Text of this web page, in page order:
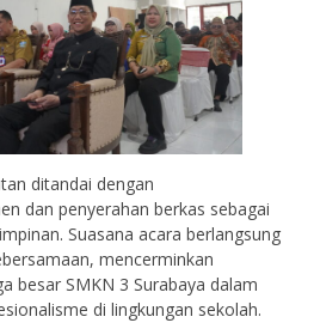
ditandai dengan
dan penyerahan berkas sebagai
Suasana acara berlangsung
mencerminkan
besar SMKN 3 Surabaya dalam
di lingkungan sekolah.